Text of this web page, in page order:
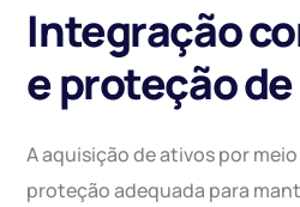
Integração
e proteção
A aquisição de ativos por
proteção adequada para